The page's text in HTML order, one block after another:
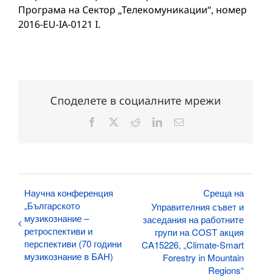
Програма на Сектор „Телекомуникации“, номер
2016-EU-IA-0121 I.
Споделете в социалните мрежи
Facebook RedditLinkedInЕлектронна
Научна конференция
„Българското
музикознание –
ретроспективи и
перспективи (70 години
музикознание в БАН)
Среща на
Управителния съвет и
заседания на работните
групи на COST акция
CA15226, „Climate-Smart
Forestry in Mountain
Regions“